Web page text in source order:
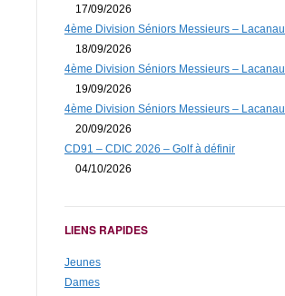
17/09/2026
4ème Division Séniors Messieurs – Lacanau
18/09/2026
4ème Division Séniors Messieurs – Lacanau
19/09/2026
4ème Division Séniors Messieurs – Lacanau
20/09/2026
CD91 – CDIC 2026 – Golf à définir
04/10/2026
LIENS RAPIDES
Jeunes
Dames